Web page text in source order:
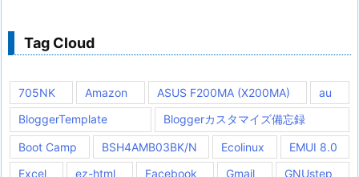
Tag Cloud
705NK Amazon ASUS F200MA (X200MA)
au
BloggerTemplate
Bloggerカスタマイズ備忘録
Boot Camp BSH4AMB03BK/N Ecolinux
EMUI 8.0
Excel
ez-html Facebook Gmail
GNUstep